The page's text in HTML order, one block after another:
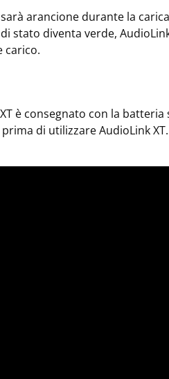
arancione durante la
stato diventa verde,
carico.
è consegnato con la
di utilizzare AudioLink XT.